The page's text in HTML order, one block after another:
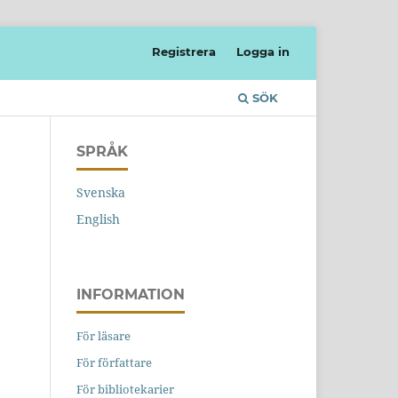
SÖK
Registrera Logga in
SPRÅK
Svenska
English
INFORMATION
För läsare
För författare
För bibliotekarier